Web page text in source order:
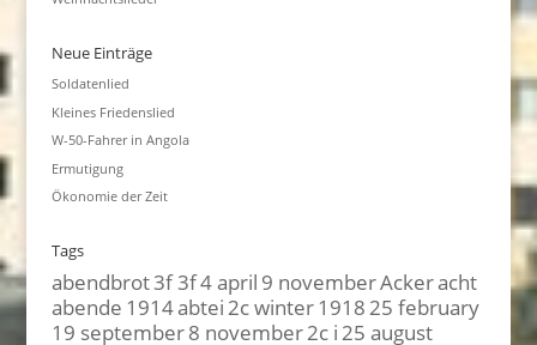
Neue Einträge
Soldatenlied
Kleines Friedenslied
W-50-Fahrer in Angola
Ermutigung
Ökonomie der Zeit
Tags
abendbrot3f 3f4 april 9 novemberAckeracht
abende 1914abtei2c winter191825 february
19 september8 november2c i25 august